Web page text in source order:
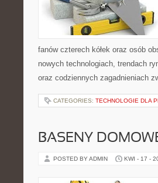
fanów czterech kółek oraz osób
nowych technologiach, trendach
oraz codziennych zagadnieniach
CATEGORIES: TECHNOLOGIE DLA
BASENY
POSTED BY ADMIN KWI - 17 -